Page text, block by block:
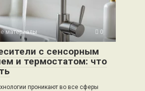
материалы 0
с сенсорным
и термостатом: что
проникают во все сферы